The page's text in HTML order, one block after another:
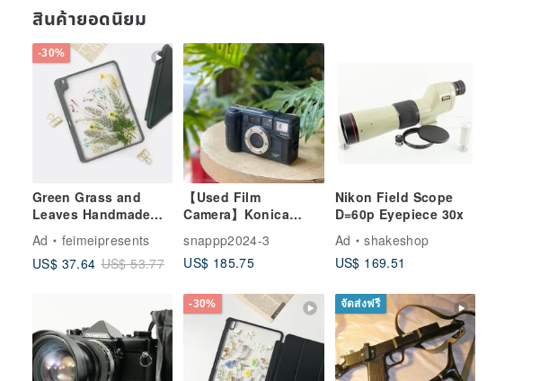
สินค้ายอดนิยม
-30%
Green Grass and
Leaves Handmade
Pressed Flower iPad
Case iPad Air 11in
13in
Ad
feimeipresents
US$ 37.64 US$ 53.77
【Used Film
Camera】Konica
Lens 28WB
snappp2024-3
US$ 185.75
Nikon Field Scope
D=60p Eyepiece 30x
Ad
shakeshop
US$ 169.51
-30% จัดส่งฟรี